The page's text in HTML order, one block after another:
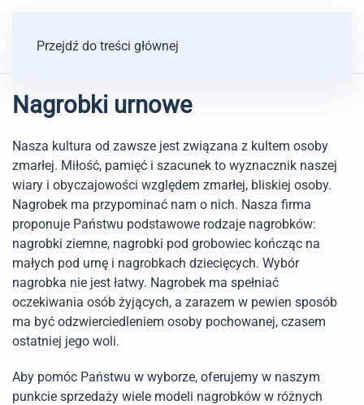
Przejdź do treści głównej
Nagrobki urnowe
Nasza kultura od zawsze jest związana z kultem osoby
zmarłej. Miłość, pamięć i szacunek to wyznacznik naszej
wiary i obyczajowości względem zmarłej, bliskiej osoby.
Nagrobek ma przypominać nam o nich. Nasza firma
proponuje Państwu podstawowe rodzaje nagrobków:
nagrobki ziemne, nagrobki pod grobowiec kończąc na
małych pod urnę i nagrobkach dziecięcych. Wybór
nagrobka nie jest łatwy. Nagrobek ma spełniać
oczekiwania osób żyjących, a zarazem w pewien sposób
ma być odzwierciedleniem osoby pochowanej, czasem
ostatniej jego woli.
Aby pomóc Państwu w wyborze, oferujemy w naszym
punkcie sprzedaży wiele modeli nagrobków w różnych